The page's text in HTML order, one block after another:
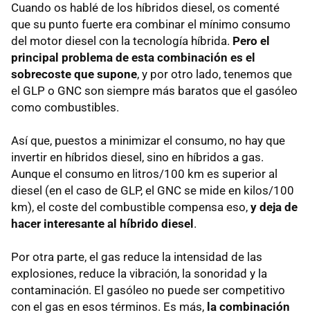
Cuando os hablé de los híbridos diesel, os comenté
que su punto fuerte era combinar el mínimo consumo
del motor diesel con la tecnología híbrida. Pero el
principal problema de esta combinación es el
sobrecoste que supone, y por otro lado, tenemos que
el GLP o GNC son siempre más baratos que el gasóleo
como combustibles.
Así que, puestos a minimizar el consumo, no hay que
invertir en híbridos diesel, sino en híbridos a gas.
Aunque el consumo en litros/100 km es superior al
diesel (en el caso de GLP, el GNC se mide en kilos/100
km), el coste del combustible compensa eso, y deja de
hacer interesante al híbrido diesel .
Por otra parte, el gas reduce la intensidad de las
explosiones, reduce la vibración, la sonoridad y la
contaminación. El gasóleo no puede ser competitivo
con el gas en esos términos. Es más, la combinación